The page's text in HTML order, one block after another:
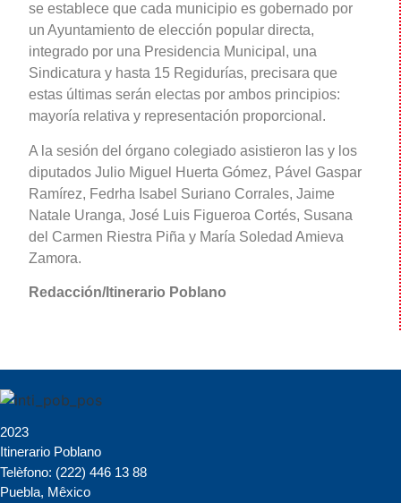
se establece que cada municipio es gobernado por
un Ayuntamiento de elección popular directa,
integrado por una Presidencia Municipal, una
Sindicatura y hasta 15 Regidurías, precisara que
estas últimas serán electas por ambos principios:
mayoría relativa y representación proporcional.
A la sesión del órgano colegiado asistieron las y los
diputados Julio Miguel Huerta Gómez, Pável Gaspar
Ramírez, Fedrha Isabel Suriano Corrales, Jaime
Natale Uranga, José Luis Figueroa Cortés, Susana
del Carmen Riestra Piña y María Soledad Amieva
Zamora.
Redacción/Itinerario Poblano
2023
Itinerario Poblano
Telèfono: (222) 446 13 88
Puebla, Mêxico